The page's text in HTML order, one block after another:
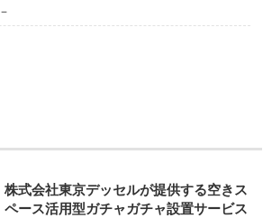
－
株式会社東京デッセルが提供する空きス
ペース活用型ガチャガチャ設置サービス